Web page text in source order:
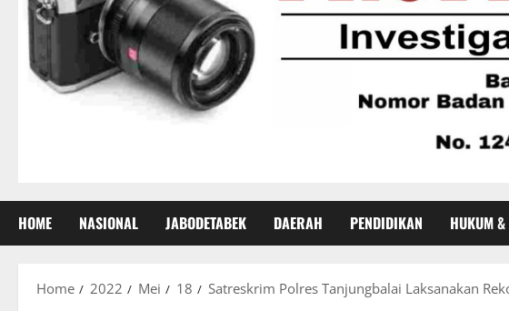
HOME NASIONAL JABODETABEK DAERAH PENDIDIKAN HUKUM
Home 2022 Mei 18 Satreskrim Polres Tanjungbalai Laksanakan